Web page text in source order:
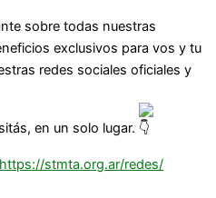
sobre todas nuestras
exclusivos para vos y tu
redes sociales oficiales y
en un solo lugar.
https://stmta.org.ar/redes/